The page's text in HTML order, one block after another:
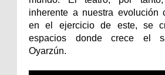
inherente a nuestra evolución
en el ejercicio de este, se
espacios donde crece el
Oyarzún.